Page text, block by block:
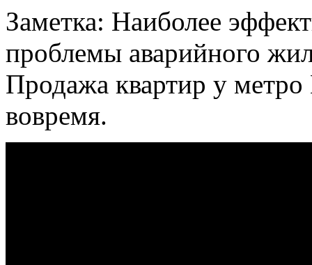
Заметка: Наиболее
проблемы аварийного
Продажа квартир у метро
вовремя.